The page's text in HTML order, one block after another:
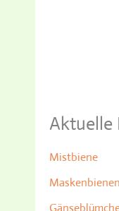
Aktuelle
Mistbiene
Maskenbienen